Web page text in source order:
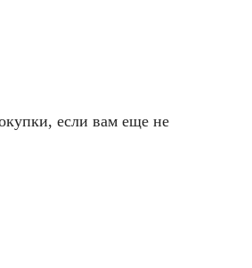
если вам еще не